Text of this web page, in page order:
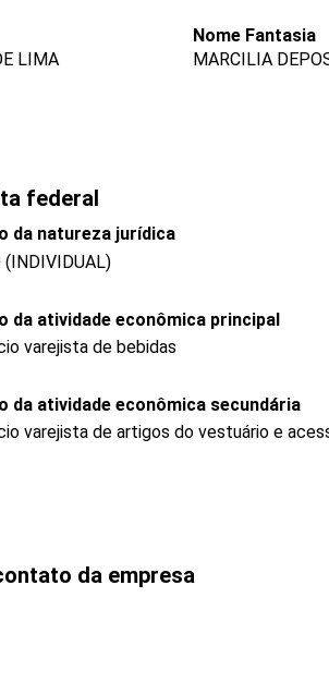
LIMA
Nome Fantasia
MARCILIA
federal
da natureza jurídica
(INDIVIDUAL)
da atividade econômica principal
varejista de bebidas
da atividade econômica secundária
varejista de artigos do vestuário e
da empresa